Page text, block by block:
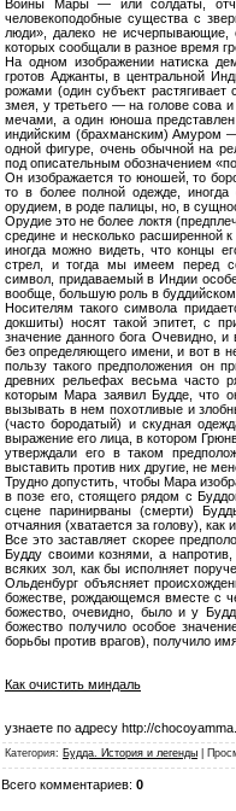
Воины Мары — или солдаты,
человекоподобные существа с
люди», далеко не исчерпывающие,
которых сообщали в разное время
На одном изображении натиска
гротов Аджанты, в центральной
рожами (один субъект растягивает
змея, у третьего — на голове сова
мечами, а один юноша
индийским (брахманским) Амуром
одной фигуре, очень обычной на
под описательным обозначением
Он изображается то юношей, то
то в более полной одежде,
орудием, в роде палицы, но, в
Орудие это не более локтя
средине и несколько расширенной
иногда можно видеть, что концы
стрел, и тогда мы имеем перед
символ, придаваемый в Индии
вообще, большую роль в
Носителям такого символа
докшиты) носят такой эпитет, с
значение данного бога Очевидно,
без определяющего имени, и вот в
пользу такого предположения он
древних рельефах весьма часто
которым Мара заявил Будде, что
вызывать в нем похотливые и
(часто бородатый) и скудная
выражение его лица, в котором
утверждали его в таком
выставить против них другие, не
Трудно допустить, чтобы Мара
в позе его, стоящего рядом с
сцене паринирваны (смерти)
отчаяния (хватается за голову), как
Все это заставляет скорее
Будду своими кознями, а
всяких зол, как бы исполняет
Ольденбург объясняет
божестве, рождающемся вместе с
божество, очевидно, было и у
божество получило особое
борьбы против врагов), получило
Как очистить миндаль
узнаете по адресу http://
Категория: Будда. История и легенды
Всего комментариев: 0